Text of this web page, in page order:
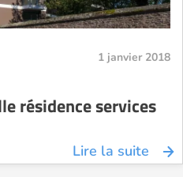
1 janvier 2018
résidence services
Lire la suite